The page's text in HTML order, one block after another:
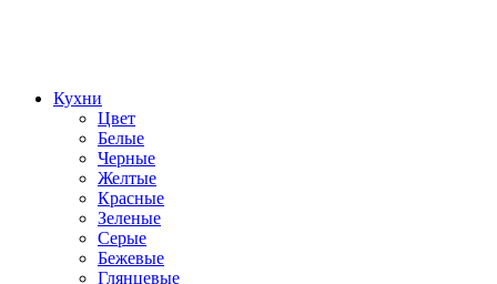
Кухни
Цвет
Белые
Черные
Желтые
Красные
Зеленые
Серые
Бежевые
Глянцевые